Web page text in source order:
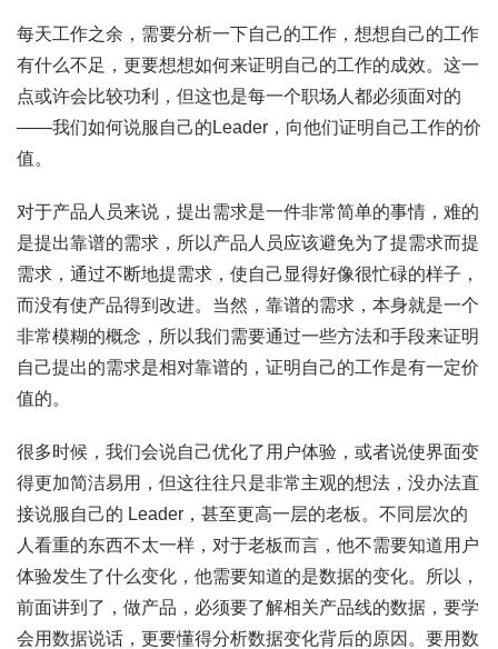
每天工作之余，需要分析一下自己的工作，想想自己的工作
有什么不足，更要想想如何来证明自己的工作的成效。这一
点或许会比较功利，但这也是每一个职场人都必须面对的
——我们如何说服自己的Leader，向他们证明自己工作的价
值。
对于产品人员来说，提出需求是一件非常简单的事情，难的
是提出靠谱的需求，所以产品人员应该避免为了提需求而提
需求，通过不断地提需求，使自己显得好像很忙碌的样子，
而没有使产品得到改进。当然，靠谱的需求，本身就是一个
非常模糊的概念，所以我们需要通过一些方法和手段来证明
自己提出的需求是相对靠谱的，证明自己的工作是有一定价
值的。
很多时候，我们会说自己优化了用户体验，或者说使界面变
得更加简洁易用，但这往往只是非常主观的想法，没办法直
接说服自己的 Leader，甚至更高一层的老板。不同层次的
人看重的东西不太一样，对于老板而言，他不需要知道用户
体验发生了什么变化，他需要知道的是数据的变化。所以，
前面讲到了，做产品，必须要了解相关产品线的数据，要学
会用数据说话，更要懂得分析数据变化背后的原因。要用数